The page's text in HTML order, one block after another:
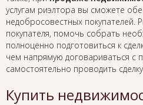
услугам риэлтора вы сможете
недобросовестных покупателей.
покупателя, помочь собрать
полноценно подготовиться к
чем напрямую договариваться с
самостоятельно проводить сделку.
Купить